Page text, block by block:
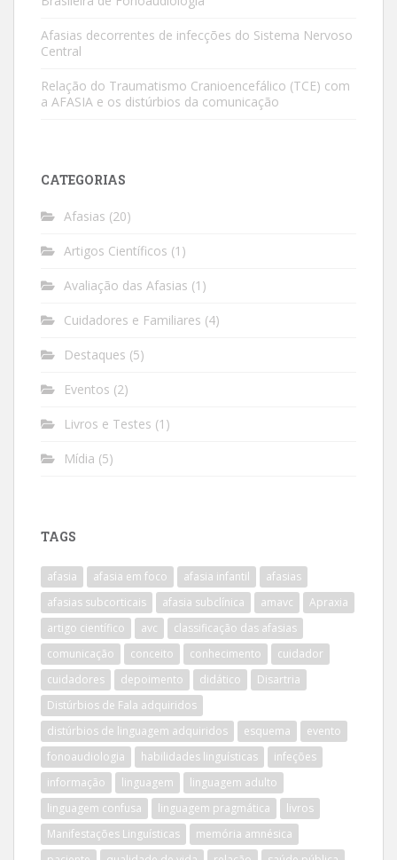
Afasias decorrentes de infecções do Sistema Nervoso
Central
Relação do Traumatismo Cranioencefálico (TCE) com
a AFASIA e os distúrbios da comunicação
CATEGORIAS
Afasias (20)
Artigos Científicos (1)
Avaliação das Afasias (1)
Cuidadores e Familiares (4)
Destaques (5)
Eventos (2)
Livros e Testes (1)
Mídia (5)
TAGS
afasia afasia em foco afasia infantil
afasias
afasias subcorticais
afasia subclínica amavc
Apraxia
artigo científico
avc
classificação das afasias
comunicação
conceito conhecimento
cuidador
cuidadores
depoimento didático
Disartria
Distúrbios de Fala adquiridos
distúrbios de linguagem adquiridos
esquema
evento
fonoaudiologia
habilidades linguísticas
infeções
informação
linguagem
linguagem adulto
linguagem confusa
linguagem pragmática
livros
Manifestações Linguísticas
memória amnésica